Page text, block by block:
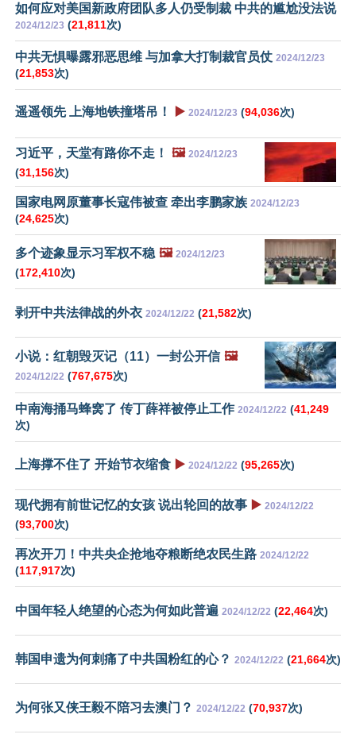
如何应对美国新政府团队多人仍受制裁 中共的尴尬没法说
2024/12/23 (21,811次)
中共无惧曝露邪恶思维 与加拿大打制裁官员仗 2024/12/23
(21,853次)
遥遥领先 上海地铁撞塔吊！ ▶️ 2024/12/23 (94,036次)
习近平，天堂有路你不走！ 🖼️ 2024/12/23
(31,156次)
国家电网原董事长寇伟被查 牵出李鹏家族 2024/12/23
(24,625次)
多个迹象显示习军权不稳 🖼️ 2024/12/23
(172,410次)
剥开中共法律战的外衣 2024/12/22 (21,582次)
小说：红朝毁灭记（11）一封公开信 🖼️
2024/12/22 (767,675次)
中南海捅马蜂窝了 传丁薛祥被停止工作 2024/12/22 (41,249
次)
上海撑不住了 开始节衣缩食 ▶️ 2024/12/22 (95,265次)
现代拥有前世记忆的女孩 说出轮回的故事 ▶️ 2024/12/22
(93,700次)
再次开刀！中共央企抢地夺粮断绝农民生路 2024/12/22
(117,917次)
中国年轻人绝望的心态为何如此普遍 2024/12/22 (22,464次)
韩国申遗为何刺痛了中共国粉红的心？ 2024/12/22 (21,664次)
为何张又侠王毅不陪习去澳门？ 2024/12/22 (70,937次)